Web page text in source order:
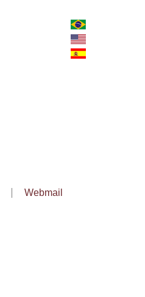
Webmail